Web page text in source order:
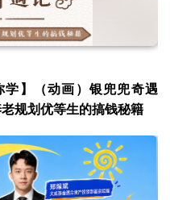
学】（动画）银兜兜奇遇
规划优等生的搞钱秘籍